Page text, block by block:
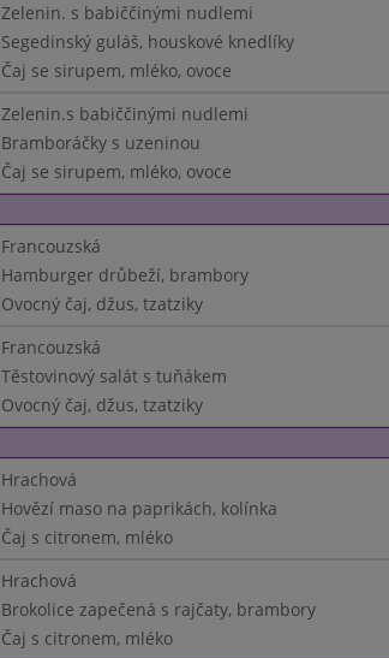
Zelenin. s babiččinými nudlemi
Segedinský guláš, houskové knedlíky
Čaj se sirupem, mléko, ovoce
Zelenin.s babiččinými nudlemi
Bramboráčky s uzeninou
Čaj se sirupem, mléko, ovoce
Francouzská
Hamburger drůbeží, brambory
Ovocný čaj, džus, tzatziky
Francouzská
Těstovinový salát s tuňákem
Ovocný čaj, džus, tzatziky
Hrachová
Hovězí maso na paprikách, kolínka
Čaj s citronem, mléko
Hrachová
Brokolice zapečená s rajčaty, brambory
Čaj s citronem, mléko